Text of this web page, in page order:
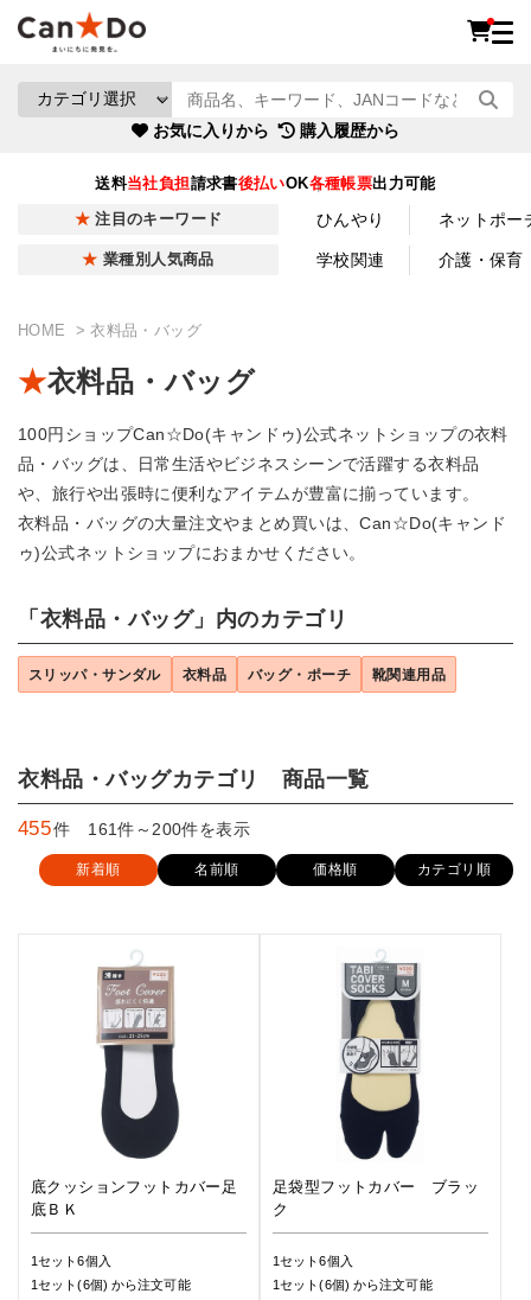
お気に入りから 購入履歴から
送料当社負担請求書後払いOK各種帳票出力可能
注目のキーワード ひんやり ネットポー
業種別人気商品 学校関連 介護・保育
HOME 衣料品・バッグ
衣料品・バッグ
100円ショップCan☆Do(キャンドゥ)公式ネットショップの衣料
品・バッグは、日常生活やビジネスシーンで活躍する衣料品
や、旅行や出張時に便利なアイテムが豊富に揃っています。
衣料品・バッグの大量注文やまとめ買いは、Can☆Do(キャンド
ゥ)公式ネットショップにおまかせください。
「衣料品・バッグ」内のカテゴリ
スリッパ・サンダル 衣料品 バッグ・ポーチ 靴関連用品
衣料品・バッグカテゴリ 商品一覧
455件 161件～200件を表示
新着順 名前順 価格順 カテゴリ順
底クッションフットカバー足
底ＢＫ
1セット6個入
1セット(6個) から注文可能
足袋型フットカバー ブラッ
ク
1セット6個入
1セット(6個) から注文可能